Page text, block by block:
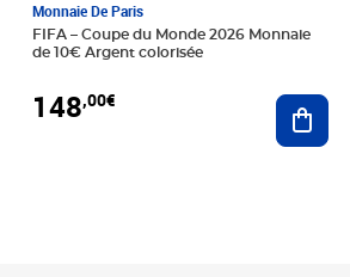
au panier
Monnaie De Paris
FIFA – Coupe du Monde 2026 Monnaie
de 10€ Argent colorisée
148,00€